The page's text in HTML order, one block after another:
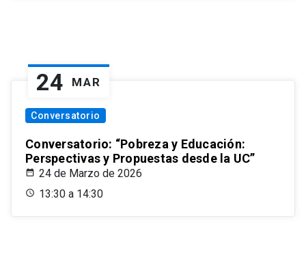
24 MAR
Conversatorio
Conversatorio: “Pobreza y Educación:
Perspectivas y Propuestas desde la UC”
24 de Marzo de 2026
13:30 a 14:30